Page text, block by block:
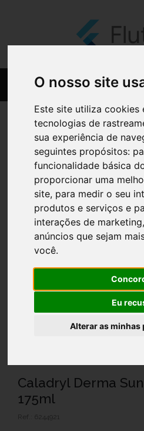
O nosso site
Este site utiliza cookies
tecnologias de
sua experiência de
seguintes propósitos:
funcionalidade básica
proporcionar uma
site, para medir o seu
produtos e serviços e
interações de marketing,
anúncios que sejam
você.
Eu
Alterar as minhas
Caladryl Derma
175ml
Ref.: 6244921